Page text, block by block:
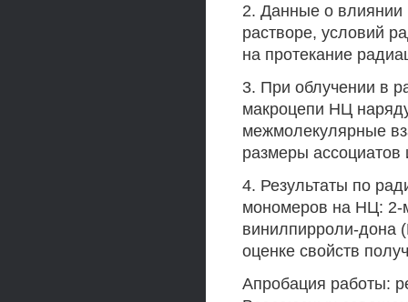
2. Данные о
растворе, условий
на протекание
3. При облучении в
макроцепи НЦ
межмолекулярные
размеры
4. Результаты по
мономеров на НЦ: 2-
винилпирроли-дона
оценке свойств
Апробация работы: